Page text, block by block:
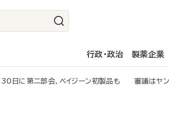
行政・政治 製薬企業
30日に第二部会、ベイジーン初製品も 審議はヤン